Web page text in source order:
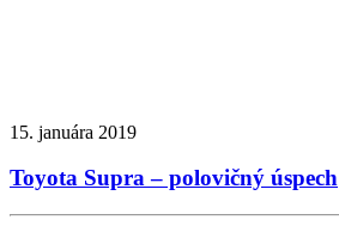
15. januára 2019
Toyota Supra – polovičný úspech